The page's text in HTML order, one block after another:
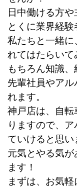
日中働ける方や
とくに業界経験
私たちと一緒に
れてはたらいて
もちろん知識、
先輩社員やアル
れます。
神戸店は、自
りますので、
ていけると思い
元気とやる気
ます！
まずは、お気